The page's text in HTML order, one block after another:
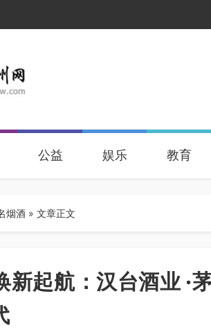
公益 娱乐 教育
烟酒 » 文章正文
新起航：汉台酒业 ·